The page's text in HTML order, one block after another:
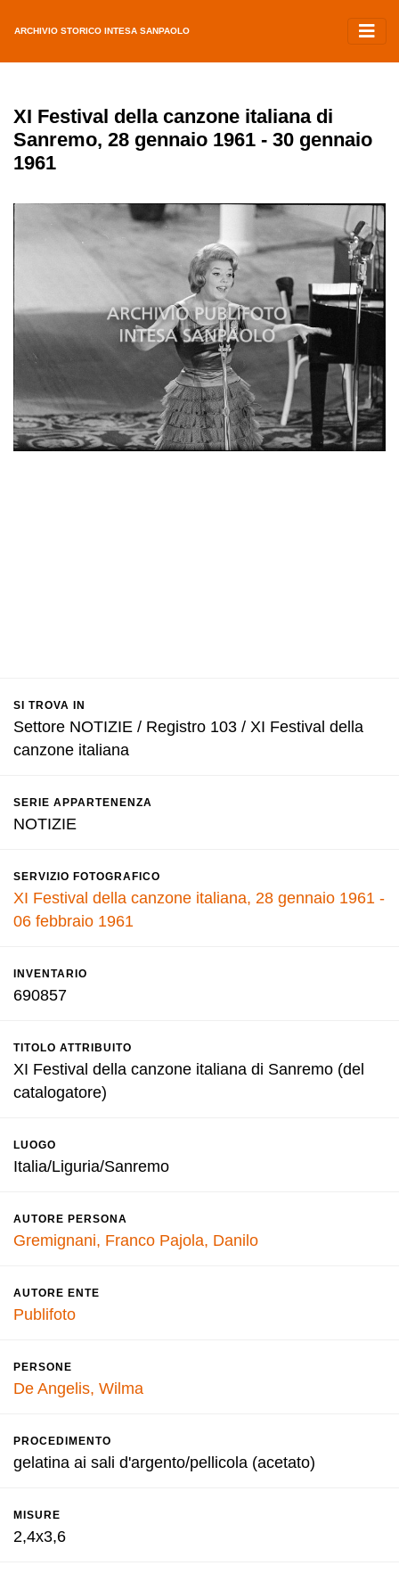
ARCHIVIO STORICO INTESA SANPAOLO
XI Festival della canzone italiana di
Sanremo, 28 gennaio 1961 - 30 gennaio
1961
SI TROVA IN
Settore NOTIZIE / Registro 103 / XI Festival della
canzone italiana
SERIE APPARTENENZA
NOTIZIE
SERVIZIO FOTOGRAFICO
XI Festival della canzone italiana, 28 gennaio 1961 -
06 febbraio 1961
INVENTARIO
690857
TITOLO ATTRIBUITO
XI Festival della canzone italiana di Sanremo (del
catalogatore)
LUOGO
Italia/Liguria/Sanremo
AUTORE PERSONA
Gremignani, Franco Pajola, Danilo
AUTORE ENTE
Publifoto
PERSONE
De Angelis, Wilma
PROCEDIMENTO
gelatina ai sali d'argento/pellicola (acetato)
MISURE
2,4x3,6